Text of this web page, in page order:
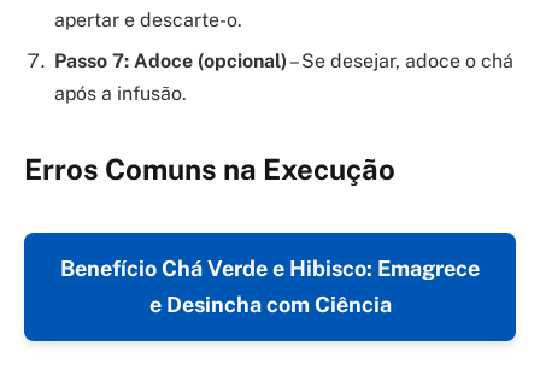
apertar e descarte-o.
Passo 7: Adoce (opcional) – Se desejar, adoce o chá
após a infusão.
Erros Comuns na Execução
Benefício Chá Verde e Hibisco: Emagrece
e Desincha com Ciência